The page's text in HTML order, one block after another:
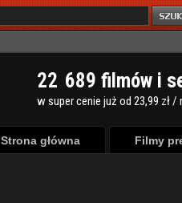
22 689 filmów i
w super cenie już od 23,99 zł /
Strona główna Filmy